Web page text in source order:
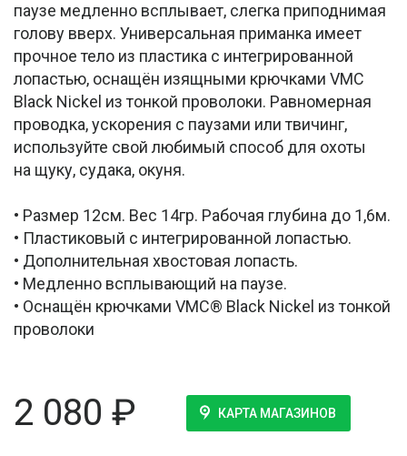
паузе медленно всплывает, слегка приподнимая
голову вверх. Универсальная приманка имеет
прочное тело из пластика с интегрированной
лопастью, оснащён изящными крючками VMC
Black Nickel из тонкой проволоки. Равномерная
проводка, ускорения с паузами или твичинг,
используйте свой любимый способ для охоты
на щуку, судака, окуня.
• Размер 12см. Вес 14гр. Рабочая глубина до 1,6м.
• Пластиковый с интегрированной лопастью.
• Дополнительная хвостовая лопасть.
• Медленно всплывающий на паузе.
• Оснащён крючками VMC® Black Nickel из тонкой
проволоки
2 080 ₽ КАРТА МАГАЗИНОВ